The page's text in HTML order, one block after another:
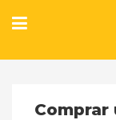
Comprar